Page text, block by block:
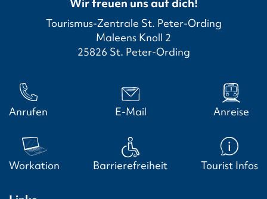
Tourismus-Zentrale St. Peter-Ording
Maleens Knoll 2
25826 St. Peter-Ording
Anrufen E-Mail Anreise
Workation Barrierefreiheit Tourist Infos